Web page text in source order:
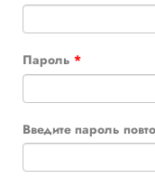
Пароль*
Введите пароль